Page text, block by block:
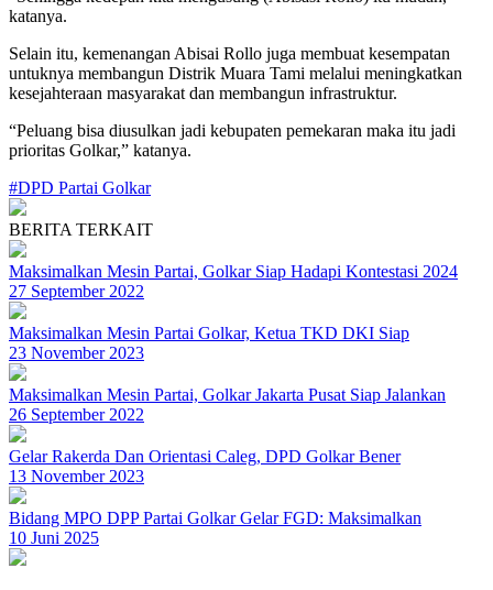
katanya.
Selain itu, kemenangan Abisai Rollo juga membuat kesempatan
untuknya membangun Distrik Muara Tami melalui meningkatkan
kesejahteraan masyarakat dan membangun infrastruktur.
“Peluang bisa diusulkan jadi kebupaten pemekaran maka itu jadi
prioritas Golkar,” katanya.
#DPD Partai Golkar
BERITA TERKAIT
Maksimalkan Mesin Partai, Golkar Siap Hadapi Kontestasi 2024
27 September 2022
Maksimalkan Mesin Partai Golkar, Ketua TKD DKI Siap
23 November 2023
Maksimalkan Mesin Partai, Golkar Jakarta Pusat Siap Jalankan
26 September 2022
Gelar Rakerda Dan Orientasi Caleg, DPD Golkar Bener
13 November 2023
Bidang MPO DPP Partai Golkar Gelar FGD: Maksimalkan
10 Juni 2025